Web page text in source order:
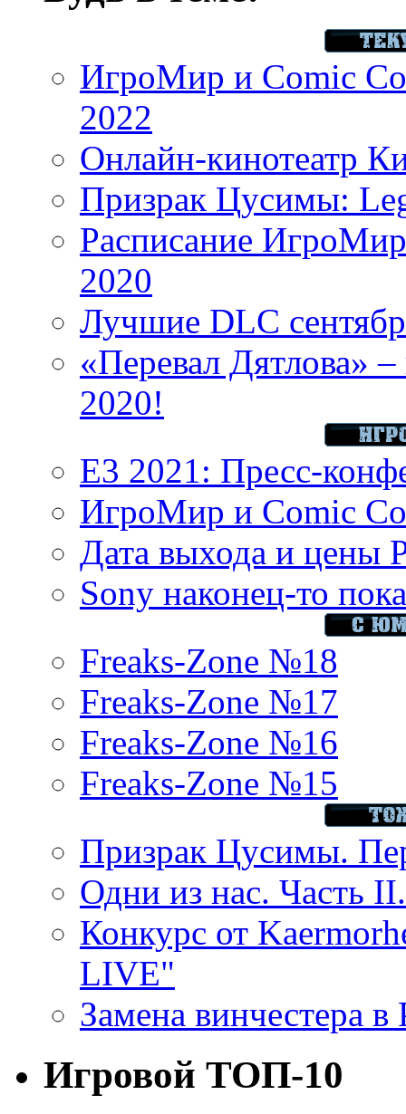
ИгроМир и Comic
2022
Онлайн-кинотеатр
Призрак Цусимы:
Расписание
2020
Лучшие DLC
«Перевал Дятлова»
2020!
E3 2021: Пресс-
ИгроМир и Comic
Дата выхода и цены
Sony наконец-то
Freaks-Zone №18
Freaks-Zone №17
Freaks-Zone №16
Freaks-Zone №15
Призрак Цусимы.
Одни из нас. Часть
Конкурс от
LIVE"
Замена винчестера
Игровой ТОП-10